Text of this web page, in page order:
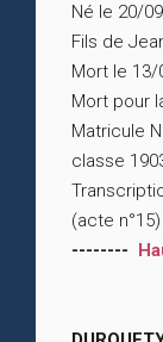
Né le 20/
Fils de
Mort le 13/
Mort pour
Matricule
classe
(acte n°15)
--------